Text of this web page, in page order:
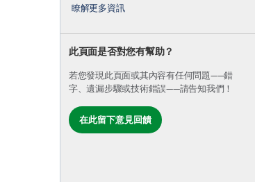
瞭解更多資訊
此頁面是否對您有幫助？
若您發現此頁面或其內容有任何問題——錯
字、遺漏步驟或技術錯誤——請告知我們！
在此留下意見回饋